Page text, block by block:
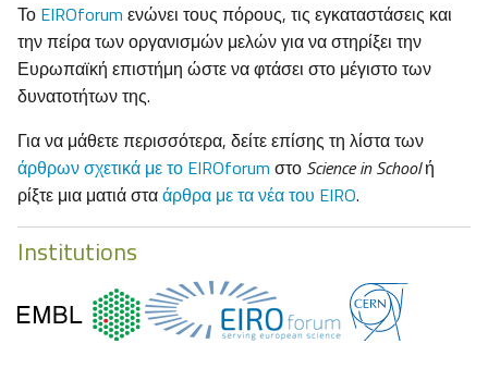
Το EIROforum ενώνει τους πόρους, τις εγκαταστάσεις και
την πείρα των οργανισμών μελών για να στηρίξει την
Ευρωπαϊκή επιστήμη ώστε να φτάσει στο μέγιστο των
δυνατοτήτων της.
Για να μάθετε περισσότερα, δείτε επίσης τη λίστα των
άρθρων σχετικά με το EIROforum στο Science in Schoolή
ρίξτε μια ματιά σταάρθρα με τα νέα του EIRO.
Institutions